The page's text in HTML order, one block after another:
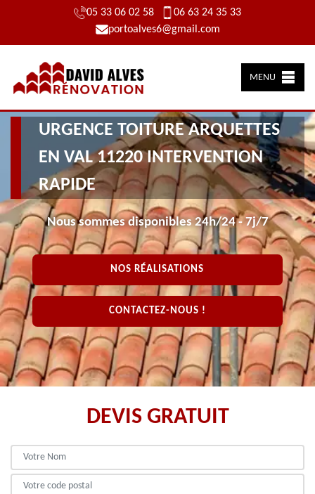
05 33 06 02 58
06 63 24 35 33
portoalves6@gmail.com
MENU
URGENCE TOITURE ARQUETTES
EN VAL 11220 INTERVENTION
RAPIDE
Nous sommes disponibles 24h/24 - 7j/7
NOS RÉALISATIONS
CONTACTEZ-NOUS !
DEVIS GRATUIT